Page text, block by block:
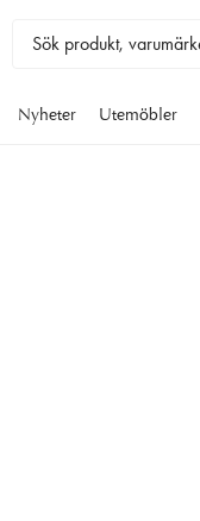
Nyheter Utemöbler